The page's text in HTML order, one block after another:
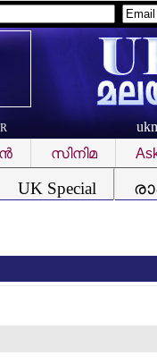
സിനിമ
UK Special